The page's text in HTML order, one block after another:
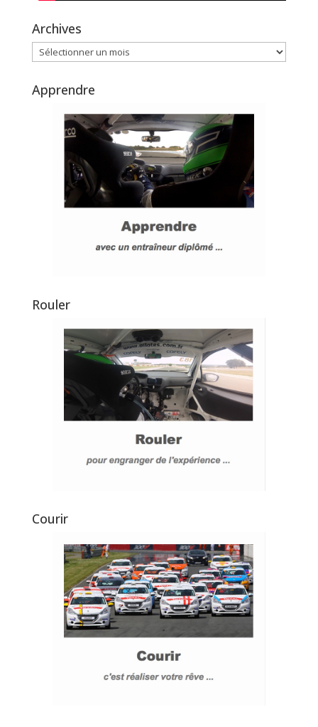
Archives
Archives
Apprendre
Rouler
Courir